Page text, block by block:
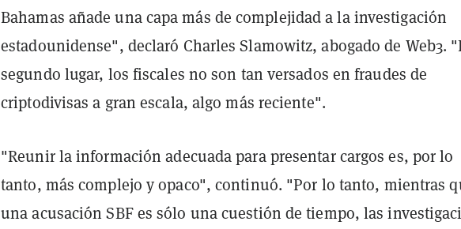
Bahamas añade una capa más de complejidad a la investigación
estadounidense", declaró Charles Slamowitz, abogado de Web3.
segundo lugar, los fiscales no son tan versados en fraudes de
criptodivisas a gran escala, algo más reciente".
"Reunir la información adecuada para presentar cargos es, por lo
tanto, más complejo y opaco", continuó. "Por lo tanto, mientras
una acusación SBF es sólo una cuestión de tiempo, las